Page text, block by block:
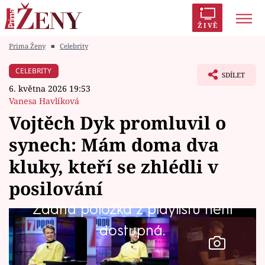
ŽIVĚ
Módní alarm
Témata
Celebrity
Vztahy
Seriály
Prima Ženy ■ Celebrity
CELEBRITY
6. května 2026 19:53
Vanesa Havlíková
SDÍLET
Vojtěch Dyk promluvil o
synech: Mám doma dva
kluky, kteří se zhlédli v
posilování
Žádná položka z playlistu není
dostupná.